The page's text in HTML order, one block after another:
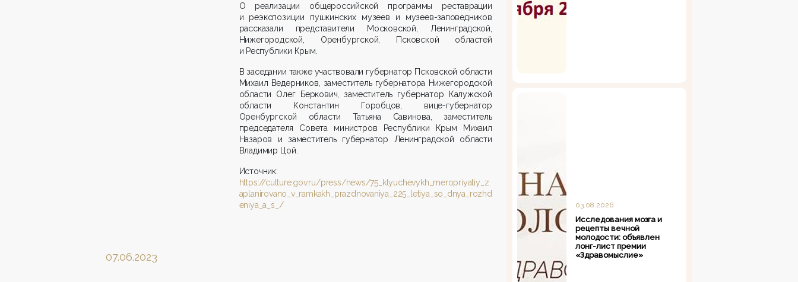
О реализации общероссийской программы реставрации
и реэкспозиции пушкинских музеев и музеев-заповедников
рассказали представители Московской, Ленинградской,
Нижегородской, Оренбургской, Псковской областей
и Республики Крым.
В заседании также участвовали губернатор Псковской области
Михаил Ведерников, заместитель губернатора Нижегородской
области Олег Беркович, заместитель губернатор Калужской
области Константин Горобцов, вице-губернатор
Оренбургской области Татьяна Савинова, заместитель
председателя Совета министров Республики Крым Михаил
Назаров и заместитель губернатор Ленинградской области
Владимир Цой.
Источник:
https://culture.gov.ru/press/news/75_klyuchevykh_meropriyatiy_z
aplanirovano_v_ramkakh_prazdnovaniya_225_letiya_so_dnya_rozhd
eniya_a_s_/
07.06.2023
03.08.2026
Исследования мозга и
рецепты вечной
молодости: объявлен
лонг-лист премии
«Здравомыслие»